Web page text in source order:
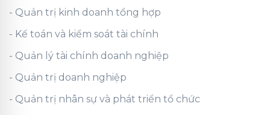
- Quản trị kinh doanh tổng hợp
- Kế toán và kiểm soát tài chính
- Quản lý tài chính doanh nghiệp
- Quản trị doanh nghiệp
- Quản trị nhân sự và phát triển tổ chức